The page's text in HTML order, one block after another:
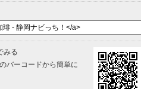
みる
バーコードから簡単に